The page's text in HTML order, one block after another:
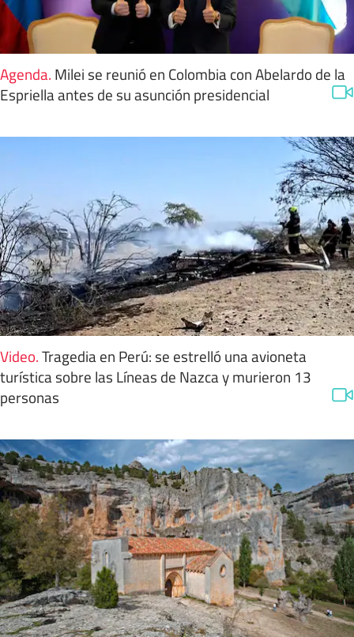
Agenda. Milei se reunió en Colombia con Abelardo de la
Espriella antes de su asunción presidencial
Video.Tragedia en Perú: se estrelló una avioneta
turística sobre las Líneas de Nazca y murieron 13
personas